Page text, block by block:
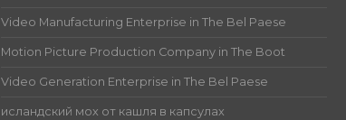
Video Manufacturing Enterprise in The Bel Paese
Motion Picture Production Company in The Boot
Video Generation Enterprise in The Bel Paese
исландский мох от кашля в капсулах